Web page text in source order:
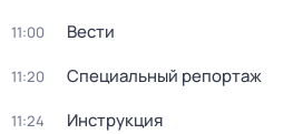
11:00 Вести
11:20 Специальный репортаж
11:24 Инструкция